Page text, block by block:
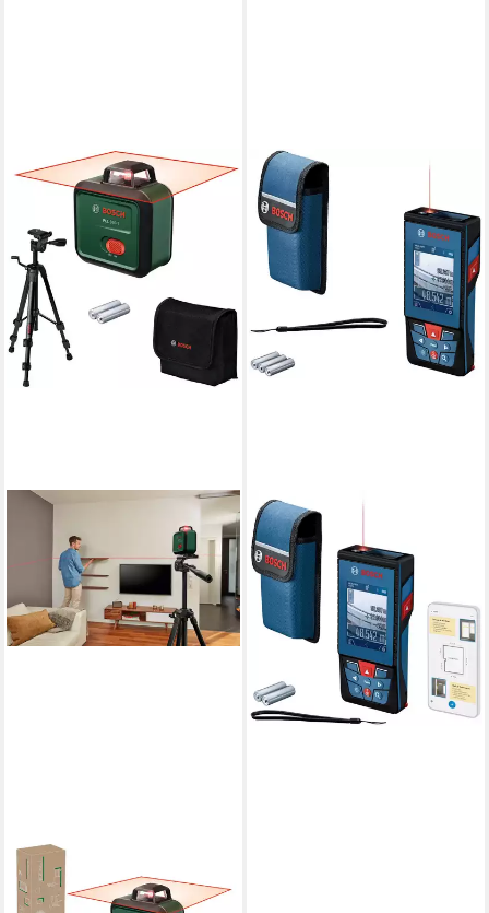
BOSCH HOME & GARDEN
Linienlaser PLL 360-1 UNI,
(Set), mit Stativ, inkl. Batterien
BOSCH PROFESSIONAL
Entfernungsmesser GLM
100-25 C, für raue
Baustellenbedingungen, leicht
anpassbar
222,94 €
UVP345,10 €
lieferbar - in 1-2 Werktagen bei dir